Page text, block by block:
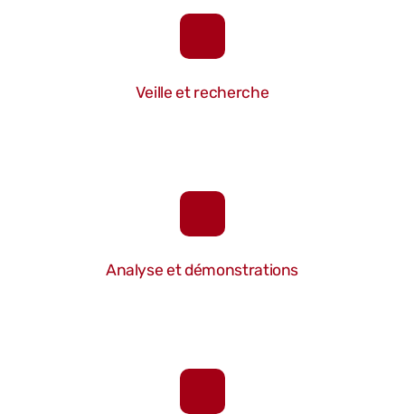
Veille et recherche
Analyse et démonstrations